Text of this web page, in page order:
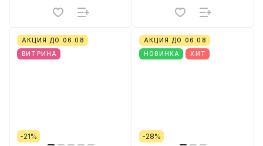
АКЦИЯ ДО 06.08
ВИТРИНА
-21%
АКЦИЯ ДО 06.08
НОВИНКА
ХИТ
-28%